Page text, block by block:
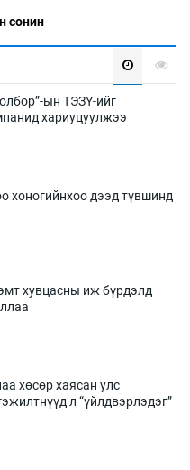
сонин
ын ТЭЗҮ-ийг
хариуцуулжээ
хоногийнхоо дээд түвшинд
хувцасны иж бүрдэлд
хөсөр хаясан улс
л “үйлдвэрлэдэг”